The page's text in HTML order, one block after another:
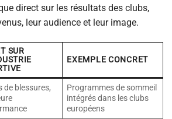
direct sur les résultats des clubs,
leur audience et leur image.
SUR
EXEMPLE CONCRET
de blessures,
Programmes de sommeil
intégrés dans les clubs
européens